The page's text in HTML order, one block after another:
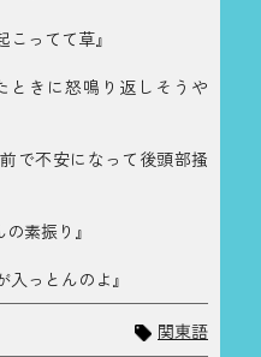
こってて草』
ときに怒鳴り返しそうや
で不安になって後頭部掻
素振り』
入っとんのよ』
関東語